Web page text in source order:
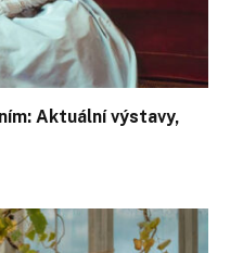
Aktuální výstavy,